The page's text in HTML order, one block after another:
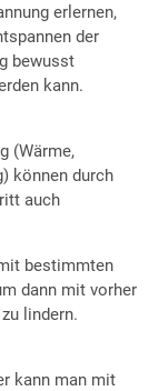
erlernen,
der
bewusst
kann.
(Wärme,
können durch
auch
bestimmten
dann mit vorher
lindern.
kann man mit